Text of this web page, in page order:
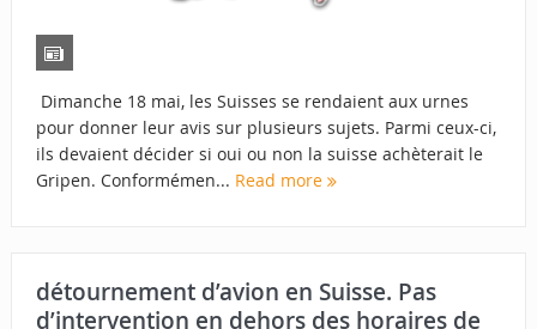
Dimanche 18 mai, les Suisses se rendaient aux urnes
pour donner leur avis sur plusieurs sujets. Parmi ceux-ci,
ils devaient décider si oui ou non la suisse achèterait le
Gripen. Conformémen... Read more
détournement d’avion en Suisse. Pas
d’intervention en dehors des horaires de